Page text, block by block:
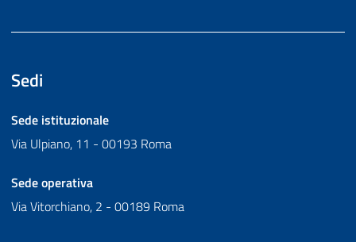
Sedi
Sede istituzionale
Via Ulpiano, 11 - 00193 Roma
Sede operativa
Via Vitorchiano, 2 - 00189 Roma